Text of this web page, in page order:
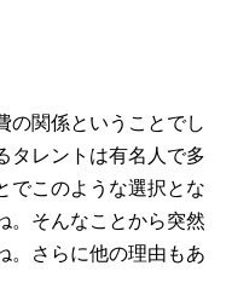
の関係ということでし
タレントは有名人で多
でこのような選択とな
。そんなことから突然
。さらに他の理由もあ